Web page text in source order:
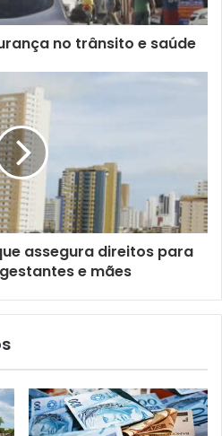
no trânsito e saúde
assegura direitos para
e mães